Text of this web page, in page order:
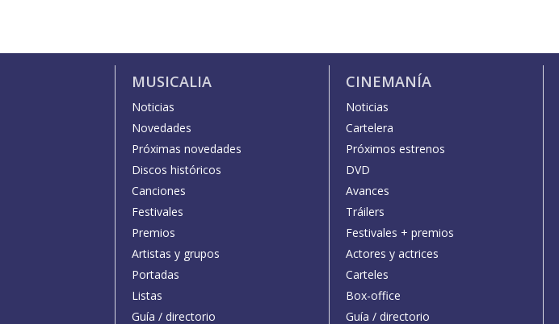
MUSICALIA
Noticias
Novedades
Próximas novedades
Discos históricos
Canciones
Festivales
Premios
Artistas y grupos
Portadas
Listas
Guía / directorio
CINEMANÍA
Noticias
Cartelera
Próximos estrenos
DVD
Avances
Tráilers
Festivales + premios
Actores y actrices
Carteles
Box-office
Guía / directorio